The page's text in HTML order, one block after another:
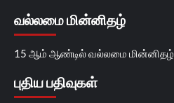
வல்லமை மின்னிதழ்
15 ஆம் ஆண்டில் வல்லமை மின்னிதழ்
புதிய பதிவுகள்